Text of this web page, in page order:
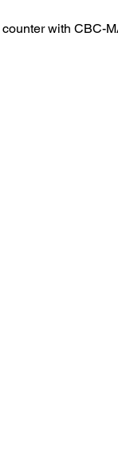
counter with CBC-